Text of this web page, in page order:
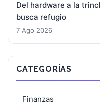
Del hardware a la
busca refugio
7 Ago 2026
CATEGORÍAS
Finanzas